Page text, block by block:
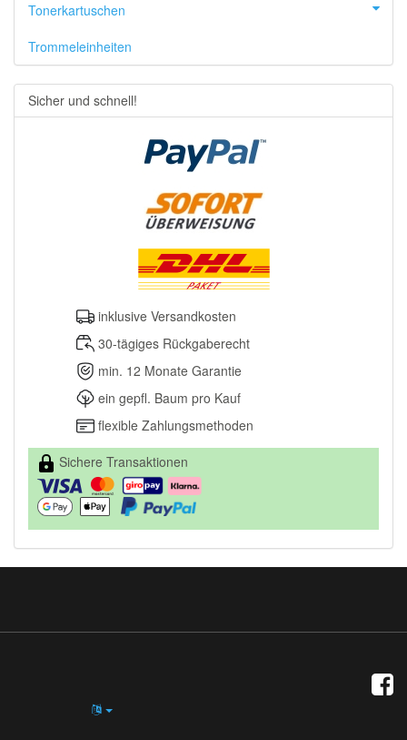
Tonerkartuschen
Trommeleinheiten
Sicher und schnell!
inklusive Versandkosten
30-tägiges Rückgaberecht
min. 12 Monate Garantie
ein gepfl. Baum pro Kauf
flexible Zahlungsmethoden
Sichere Transaktionen